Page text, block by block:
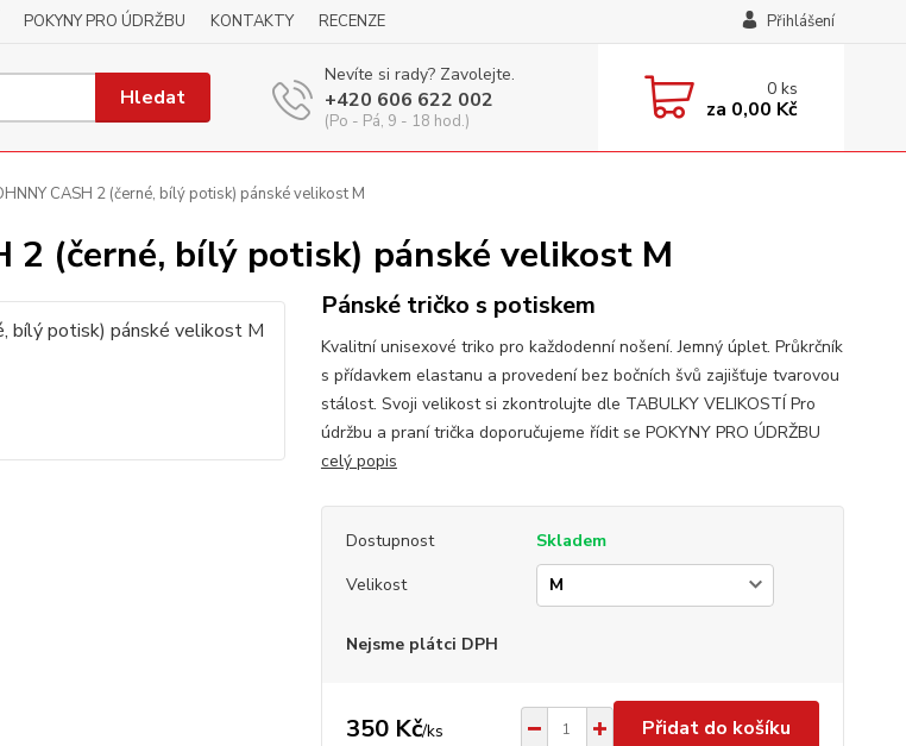
POKYNY PRO ÚDRŽBU KONTAKTY RECENZE Přihlášení
Hledat
Nevíte si rady? Zavolejte.
+420 606 622 002
(Po - Pá, 9 - 18 hod.)
0ks
za 0,00 Kč
CASH 2 (černé, bílý potisk) pánské velikost M
2 (černé, bílý potisk) pánské velikost M
Pánské tričko s potiskem
Kvalitní unisexové triko pro každodenní nošení. Jemný úplet. Průkrčník
s přídavkem elastanu a provedení bez bočních švů zajišťuje tvarovou
stálost. Svoji velikost si zkontrolujte dle TABULKY VELIKOSTÍ Pro
údržbu a praní trička doporučujeme řídit se POKYNY PRO ÚDRŽBU
celý popis
Dostupnost
Skladem
Velikost
Nejsme plátci DPH
350 Kč/ks Přidat do košíku